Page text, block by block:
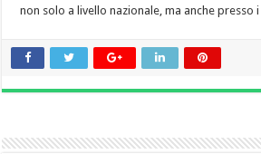
non solo a livello nazionale, ma anche presso